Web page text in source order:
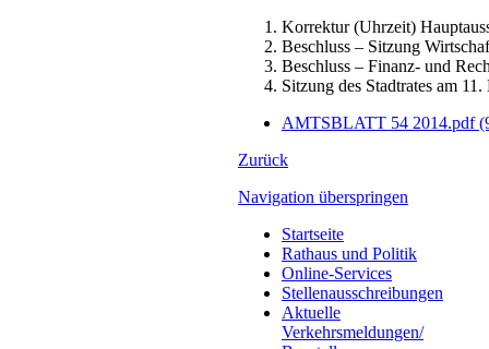
Korrektur (Uhrzeit)
Beschluss – Sitzung
Beschluss – Finanz- und
Sitzung des Stadtrates am
AMTSBLATT 54 2014.pdf
Zurück
Navigation überspringen
Startseite
Rathaus und Politik
Online-Services
Stellenausschreibungen
Aktuelle
Verkehrsmeldungen/